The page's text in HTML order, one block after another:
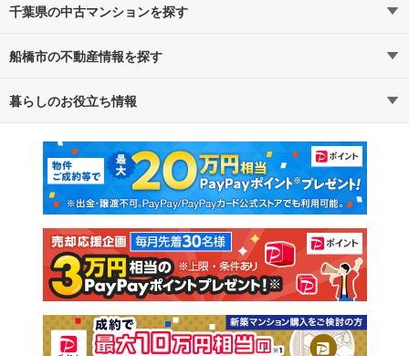
千葉県の中古マンションを探す
路線・駅から探す
通勤・通学時間から探す
船橋市の不動産情報を探す
不動産・住宅
新築マンション 中古マンション
新築一戸建て 中古一戸建て
注文住宅 土地
売却査定
暮らしのお役立ち情報
マンションカタログ 教えて！住まいの先生